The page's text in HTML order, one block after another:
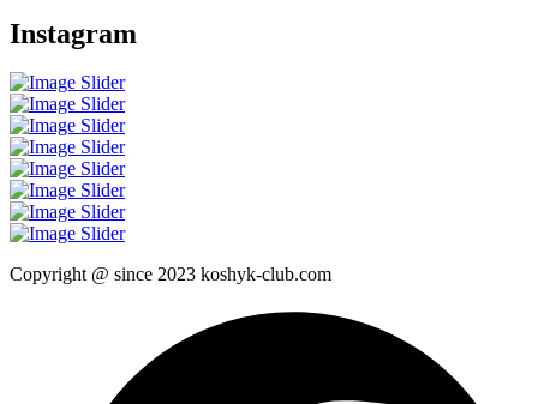
Instagram
Copyright @ since 2023 koshyk-club.com